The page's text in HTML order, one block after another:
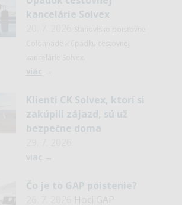
kancelárie Solvex
viac →
Klienti CK Solvex, ktorí si
zakúpili zájazd, sú už
bezpečne doma
viac →
Čo je to GAP poistenie?